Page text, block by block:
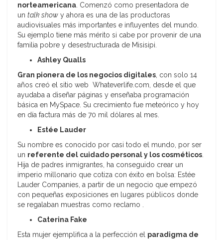
norteamericana. Comenzó como presentadora de
un talk show y ahora es una de las productoras
audiovisuales más importantes e influyentes del mundo.
Su ejemplo tiene más mérito si cabe por provenir de una
familia pobre y desestructurada de Misisipi.
Ashley Qualls
Gran pionera de los negocios digitales, con solo 14
años creó el sitio web Whateverlife.com, desde el que
ayudaba a diseñar páginas y enseñaba programación
básica en MySpace. Su crecimiento fue meteórico y hoy
en día factura más de 70 mil dólares al mes.
Estée Lauder
Su nombre es conocido por casi todo el mundo, por ser
un referente del cuidado personal y los cosméticos.
Hija de padres inmigrantes, ha conseguido crear un
imperio millonario que cotiza con éxito en bolsa: Estée
Lauder Companies, a partir de un negocio que empezó
con pequeñas exposiciones en lugares públicos donde
se regalaban muestras como reclamo .
Caterina Fake
Esta mujer ejemplifica a la perfección el paradigma de